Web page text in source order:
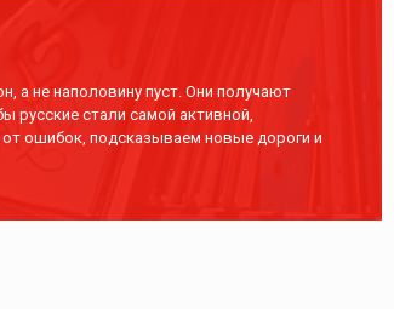
а не наполовину пуст. Они получают
стали самой активной,
ошибок, подсказываем новые дороги и